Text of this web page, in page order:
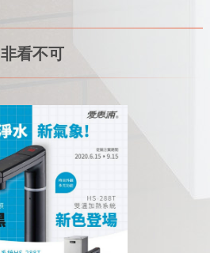
非看不可